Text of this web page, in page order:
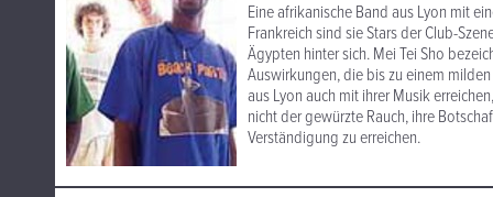
Eine afrikanische Band aus Lyon mit
Frankreich sind sie Stars der Club-
Ägypten hinter sich. Mei Tei Sho
Auswirkungen, die bis zu einem
aus Lyon auch mit ihrer Musik
nicht der gewürzte Rauch, ihre
Verständigung zu erreichen.